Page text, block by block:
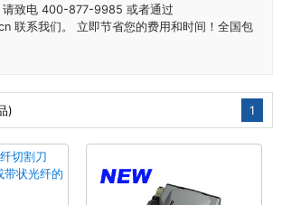
请致电 400-877-9985 或者通过
联系我们。 立即节省您的费用和时间！全国包
1
)